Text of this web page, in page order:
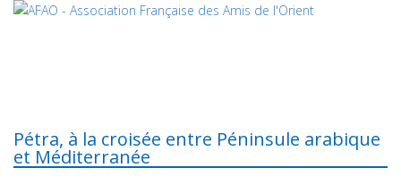
Pétra, à la croisée entre Péninsule arabique
et Méditerranée